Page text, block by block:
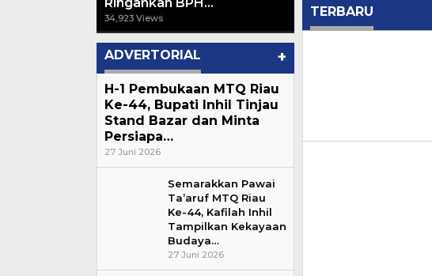
NASIONAL
46,233 Views
38,043 Views
34,923 Views
ADVERTORIAL +
H-1 Pembukaan MTQ Riau
Ke-44, Bupati Inhil Tinjau
Stand Bazar dan Minta
Persiapa…
27 Juni 2026
Semarakkan Pawai
Ta’aruf MTQ Riau
Ke-44, Kafilah Inhil
Tampilkan Kekayaan
Budaya…
27 Juni 2026
TERBARU